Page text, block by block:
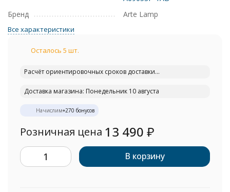
Бренд
Arte Lamp
Все характеристики
Осталось 5 шт.
Расчёт ориентировочных сроков доставки...
Доставка магазина: Понедельник 10 августа
Начислим+270 бонусов
Розничная цена 13 490 ₽
В корзину